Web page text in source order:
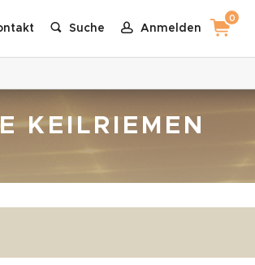
Suche Anmelden
0
KEILRIEMEN